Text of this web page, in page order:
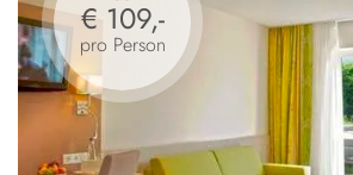
€ 109,-
pro Person